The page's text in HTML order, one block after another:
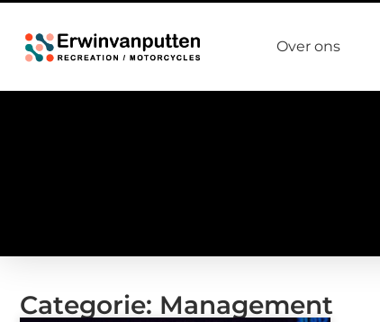
Over ons
Categorie: Management